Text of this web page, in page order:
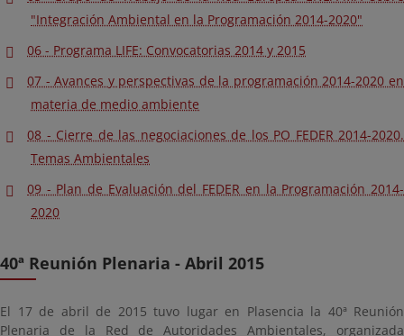
"Integración Ambiental en la Programación 2014-2020"
06 - Programa LIFE: Convocatorias 2014 y 2015
07 - Avances y perspectivas de la programación 2014-2020 en
materia de medio ambiente
08 - Cierre de las negociaciones de los PO FEDER 2014-2020.
Temas Ambientales
09 - Plan de Evaluación del FEDER en la Programación 2014-
2020
40ª Reunión Plenaria - Abril 2015
El 17 de abril de 2015 tuvo lugar en Plasencia la 40ª Reunión
Plenaria de la Red de Autoridades Ambientales, organizada